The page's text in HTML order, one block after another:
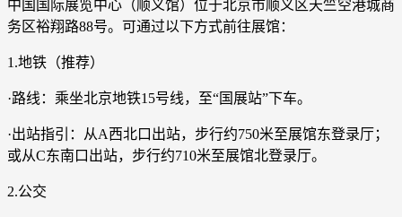
中国国际展览中心（顺义馆）位于北京市顺义区天竺空港城商
务区裕翔路88号。可通过以下方式前往展馆：
1.地铁（推荐）
·路线：乘坐北京地铁15号线，至“国展站”下车。
·出站指引：从A西北口出站，步行约750米至展馆东登录厅；
或从C东南口出站，步行约710米至展馆北登录厅。
2.公交